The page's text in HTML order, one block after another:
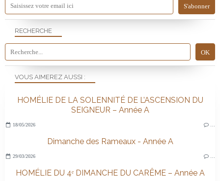
RECHERCHE
VOUS AIMEREZ AUSSI :
HOMÉLIE DE LA SOLENNITÉ DE L’ASCENSION DU
SEIGNEUR – Année A
18/05/2026
Dimanche des Rameaux - Année A
29/03/2026
HOMÉLIE DU 4ᵉ DIMANCHE DU CARÊME – Année A